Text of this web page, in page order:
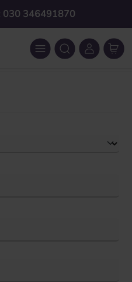
030 346491870